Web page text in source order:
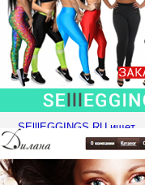
SElllEGGINGS.RU ищет
опытных Организаторов СП
для совместной работы!